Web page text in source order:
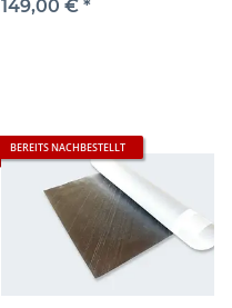
149,00 € *
BEREITS NACHBESTELLT